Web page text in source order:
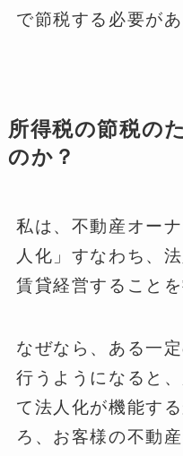
で節税する必要があ
所得税の節税の
のか？
私は、不動産オー
人化」すなわち、
賃貸経営すること
なぜなら、ある一
行うようになると
て法人化が機能す
ろ、お客様の不動